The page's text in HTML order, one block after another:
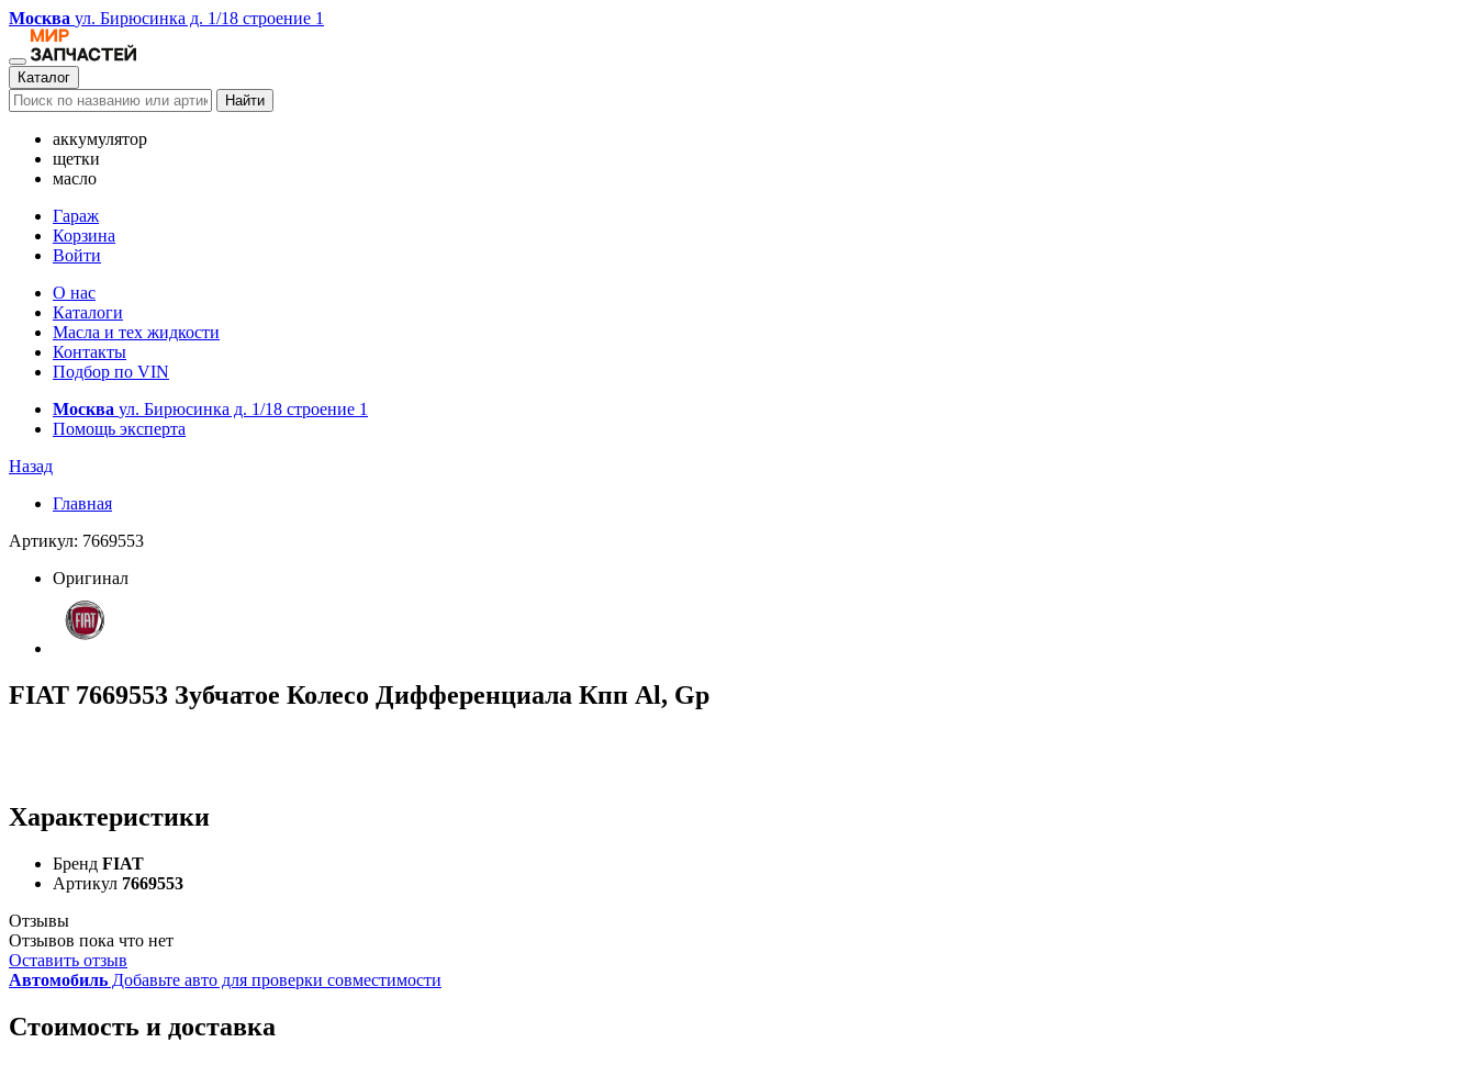
Москва ул. Бирюсинка д. 1/18 строение 1
Каталог
Найти
аккумулятор
щетки
масло
Гараж
Корзина
Войти
О нас
Каталоги
Масла и тех жидкости
Контакты
Подбор по VIN
Москва ул. Бирюсинка д. 1/18 строение 1
Помощь эксперта
Назад
Главная
Артикул: 7669553
Оригинал
FIAT 7669553 Зубчатое Колесо Дифференциала Кпп Al, Gp
Характеристики
Бренд FIAT
Артикул 7669553
Отзывы
Отзывов пока что нет
Оставить отзыв
Автомобиль Добавьте авто для проверки совместимости
Стоимость и доставка